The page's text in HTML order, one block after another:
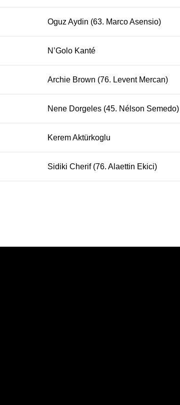
Oguz Aydin (63. Marco Asensio)
N’Golo Kanté
Archie Brown (76. Levent Mercan)
Nene Dorgeles (45. Nélson Semedo)
Kerem Aktürkoglu
Sidiki Cherif (76. Alaettin Ekici)